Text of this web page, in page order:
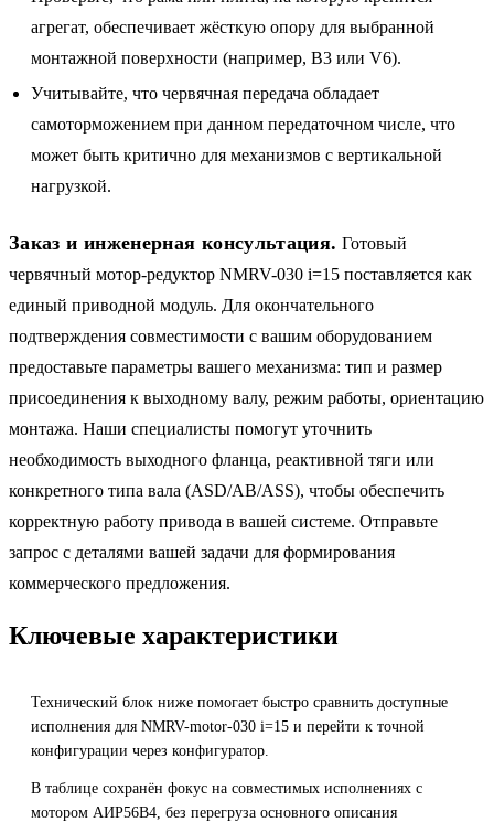
агрегат, обеспечивает жёсткую опору для выбранной
монтажной поверхности (например, B3 или V6).
Учитывайте, что червячная передача обладает
самоторможением при данном передаточном числе, что
может быть критично для механизмов с вертикальной
нагрузкой.
Заказ и инженерная консультация. Готовый
червячный мотор-редуктор NMRV-030 i=15 поставляется как
единый приводной модуль. Для окончательного
подтверждения совместимости с вашим оборудованием
предоставьте параметры вашего механизма: тип и размер
присоединения к выходному валу, режим работы, ориентацию
монтажа. Наши специалисты помогут уточнить
необходимость выходного фланца, реактивной тяги или
конкретного типа вала (ASD/AB/ASS), чтобы обеспечить
корректную работу привода в вашей системе. Отправьте
запрос с деталями вашей задачи для формирования
коммерческого предложения.
Ключевые характеристики
Технический блок ниже помогает быстро сравнить доступные
исполнения для NMRV-motor-030 i=15 и перейти к точной
конфигурации через конфигуратор.
В таблице сохранён фокус на совместимых исполнениях с
мотором АИР56B4, без перегруза основного описания